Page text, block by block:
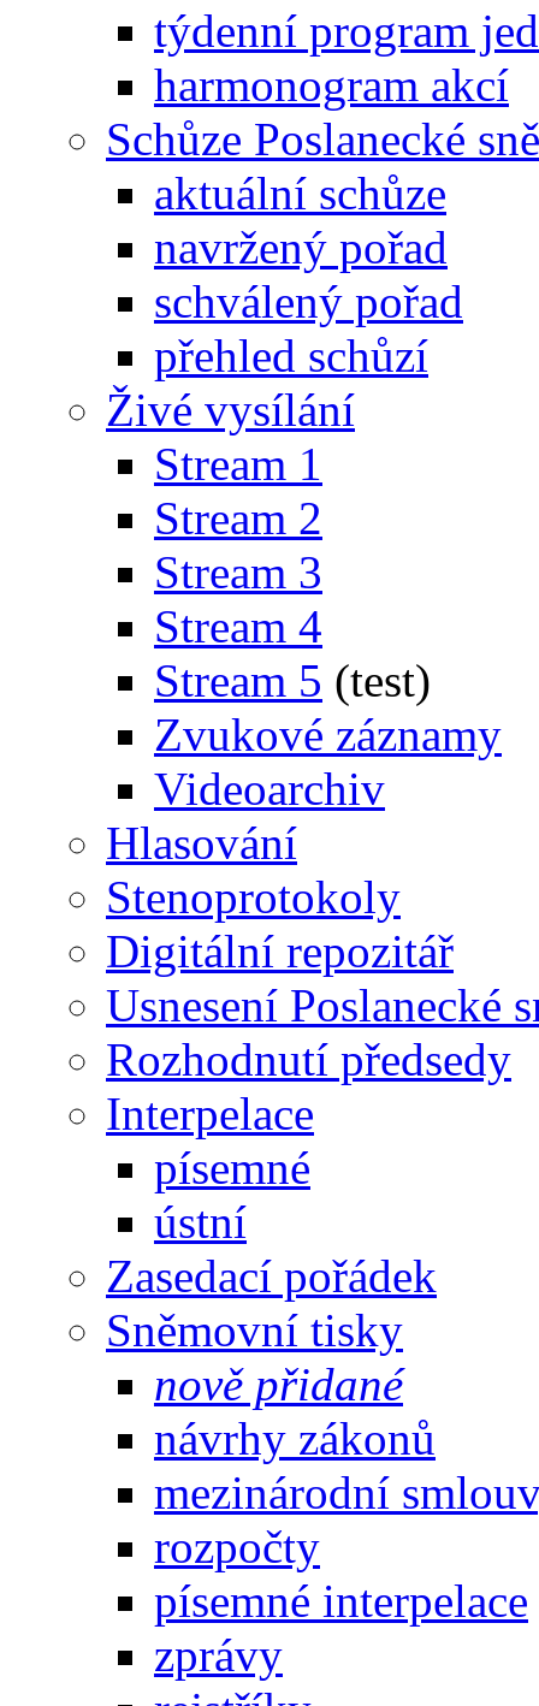
týdenní program
harmonogram akcí
Schůze Poslanecké
aktuální schůze
navržený pořad
schválený pořad
přehled schůzí
Živé vysílání
Stream 1
Stream 2
Stream 3
Stream 4
Stream 5 (test)
Zvukové záznamy
Videoarchiv
Hlasování
Stenoprotokoly
Digitální repozitář
Usnesení Poslanecké
Rozhodnutí předsedy
Interpelace
písemné
ústní
Zasedací pořádek
Sněmovní tisky
nově přidané
návrhy zákonů
mezinárodní
rozpočty
písemné interpelace
zprávy